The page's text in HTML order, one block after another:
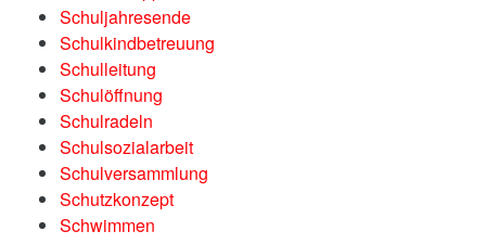
Schuljahresende
Schulkindbetreuung
Schulleitung
Schulöffnung
Schulradeln
Schulsozialarbeit
Schulversammlung
Schutzkonzept
Schwimmen